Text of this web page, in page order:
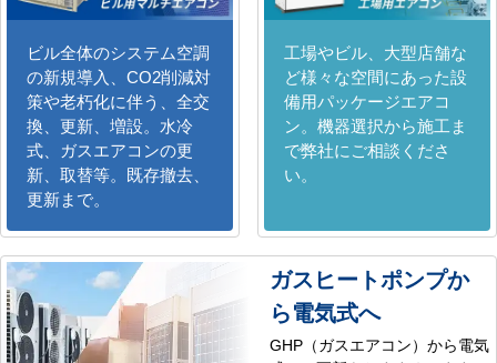
ビル全体のシステム空調
の新規導入、CO2削減対
策や老朽化に伴う、全交
換、更新、増設。水冷
式、ガスエアコンの更
新、取替等。既存撤去、
更新まで。
工場やビル、大型店舗な
ど様々な空間にあった設
備用パッケージエアコ
ン。機器選択から施工ま
で弊社にご相談くださ
い。
ガスヒートポンプか
ら電気式へ
GHP（ガスエアコン）から電気